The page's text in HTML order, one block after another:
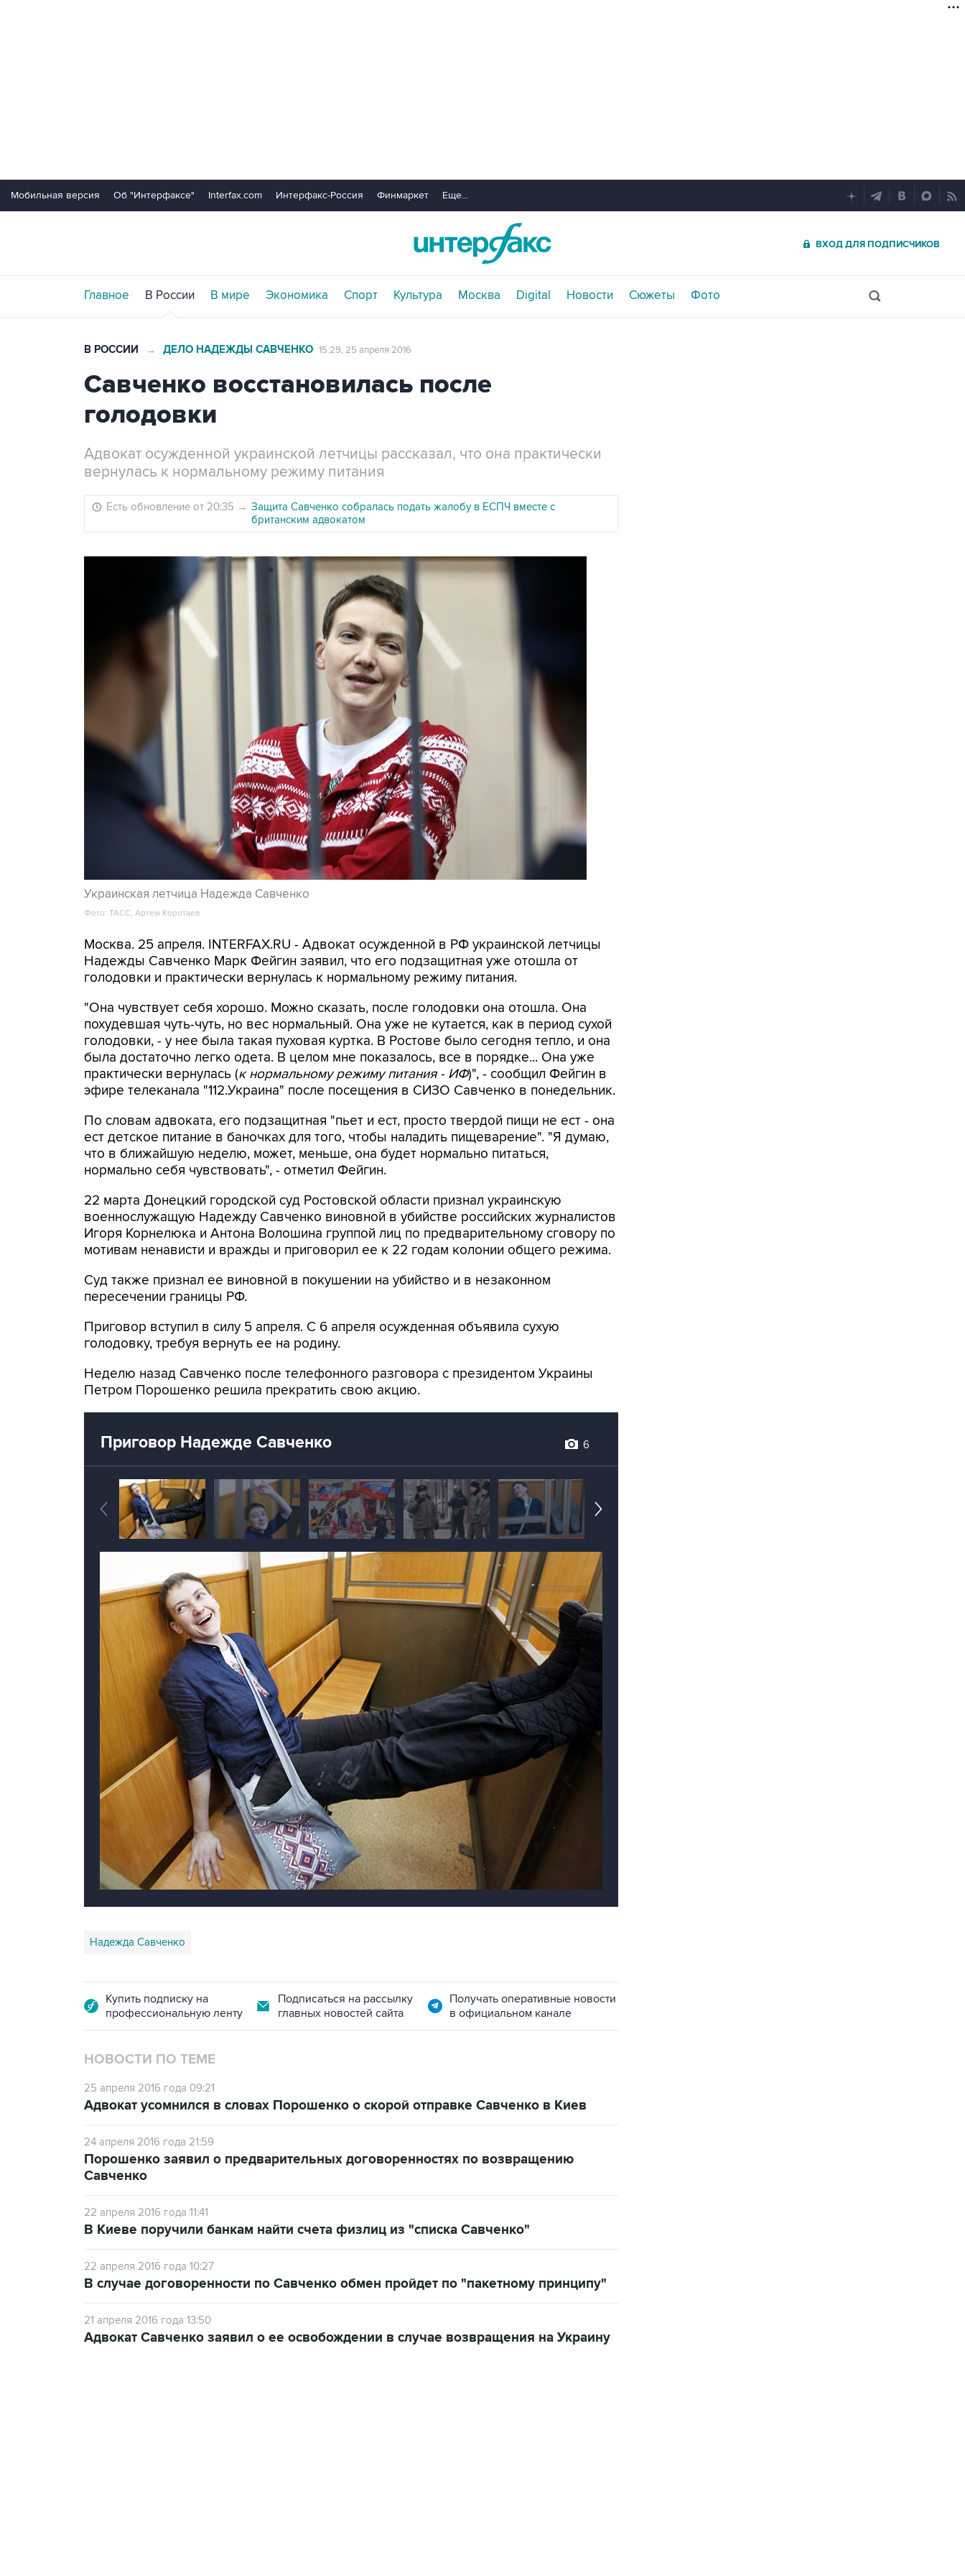
Мобильная версия Об "Интерфаксе" Interfax.com Интерфакс-Россия Финмаркет Еще...
ВХОД ДЛЯ ПОДПИСЧИКОВ
Главное В России В мире Экономика Спорт Культура Москва Digital Новости Сюжеты Фото
В РОССИИ → ДЕЛО НАДЕЖДЫ САВЧЕНКО 15:29, 25 апреля 2016
Савченко восстановилась после
голодовки
Адвокат осужденной украинской летчицы рассказал, что она практически
вернулась к нормальному режиму питания
Есть обновление от 20:35 → Защита Савченко собралась подать жалобу в ЕСПЧ вместе с
британским адвокатом
Украинская летчица Надежда Савченко
Фото: ТАСС, Артем Коротаев
Москва. 25 апреля. INTERFAX.RU - Адвокат осужденной в РФ украинской летчицы
Надежды Савченко Марк Фейгин заявил, что его подзащитная уже отошла от
голодовки и практически вернулась к нормальному режиму питания.
"Она чувствует себя хорошо. Можно сказать, после голодовки она отошла. Она
похудевшая чуть-чуть, но вес нормальный. Она уже не кутается, как в период сухой
голодовки, - у нее была такая пуховая куртка. В Ростове было сегодня тепло, и она
была достаточно легко одета. В целом мне показалось, все в порядке... Она уже
практически вернулась (к нормальному режиму питания - ИФ)", - сообщил Фейгин в
эфире телеканала "112.Украина" после посещения в СИЗО Савченко в понедельник.
По словам адвоката, его подзащитная "пьет и ест, просто твердой пищи не ест - она
ест детское питание в баночках для того, чтобы наладить пищеварение". "Я думаю,
что в ближайшую неделю, может, меньше, она будет нормально питаться,
нормально себя чувствовать", - отметил Фейгин.
22 марта Донецкий городской суд Ростовской области признал украинскую
военнослужащую Надежду Савченко виновной в убийстве российских журналистов
Игоря Корнелюка и Антона Волошина группой лиц по предварительному сговору по
мотивам ненависти и вражды и приговорил ее к 22 годам колонии общего режима.
Суд также признал ее виновной в покушении на убийство и в незаконном
пересечении границы РФ.
Приговор вступил в силу 5 апреля. С 6 апреля осужденная объявила сухую
голодовку, требуя вернуть ее на родину.
Неделю назад Савченко после телефонного разговора с президентом Украины
Петром Порошенко решила прекратить свою акцию.
Приговор Надежде Савченко 6
Надежда Савченко
Купить подписку на
профессиональную ленту
Подписаться на рассылку
главных новостей сайта
Получать оперативные новости
в официальном канале
НОВОСТИ ПО ТЕМЕ
25 апреля 2016 года 09:21
Адвокат усомнился в словах Порошенко о скорой отправке Савченко в Киев
24 апреля 2016 года 21:59
Порошенко заявил о предварительных договоренностях по возвращению
Савченко
22 апреля 2016 года 11:41
В Киеве поручили банкам найти счета физлиц из "списка Савченко"
22 апреля 2016 года 10:27
В случае договоренности по Савченко обмен пройдет по "пакетному принципу"
21 апреля 2016 года 13:50
Адвокат Савченко заявил о ее освобождении в случае возвращения на Украину